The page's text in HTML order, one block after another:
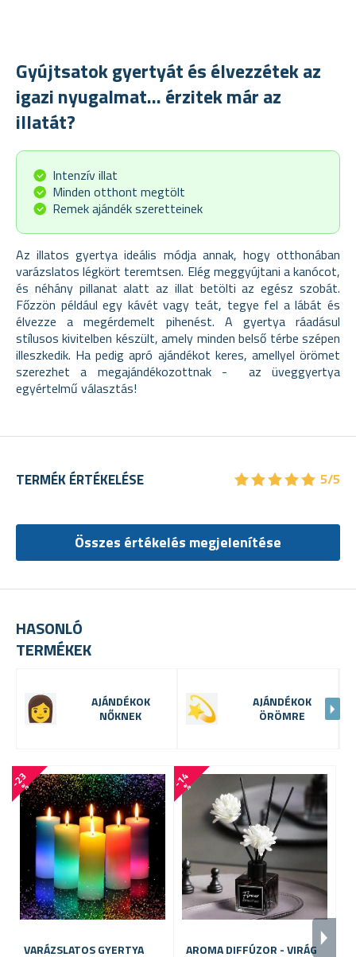
Gyújtsatok gyertyát és élvezzétek az
igazi nyugalmat... érzitek már az
illatát?
Intenzív illat
Minden otthont megtölt
Remek ajándék szeretteinek
Az illatos gyertya ideális módja annak, hogy otthonában
varázslatos légkört teremtsen. Elég meggyújtani a kanócot,
és néhány pillanat alatt az illat betölti az egész szobát.
Főzzön például egy kávét vagy teát, tegye fel a lábát és
élvezze a megérdemelt pihenést. A gyertya ráadásul
stílusos kivitelben készült, amely minden belső térbe szépen
illeszkedik. Ha pedig apró ajándékot keres, amellyel örömet
szerezhet a megajándékozottnak - az üveggyertya
egyértelmű választás!
HASONLÓ
TERMÉKEK
AJÁNDÉKOK
NŐKNEK
AJÁNDÉKOK
ÖRÖMRE
-
2
3
%
VARÁZSLATOS GYERTYA
-
1
4
%
AROMA DIFFÚZOR - VIRÁG
TERMÉK ÉRTÉKELÉSE ★★★★★
★★★★★ 5/5
Összes értékelés megjelenítése